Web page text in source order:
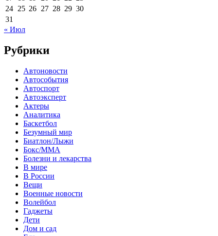
24 25 26 27 28 29 30
31
« Июл
Рубрики
Автоновости
Автособытия
Автоспорт
Автоэксперт
Актеры
Аналитика
Баскетбол
Безумный мир
Биатлон/Лыжи
Бокс/MMA
Болезни и лекарства
В мире
В России
Вещи
Военные новости
Волейбол
Гаджеты
Дети
Дом и сад